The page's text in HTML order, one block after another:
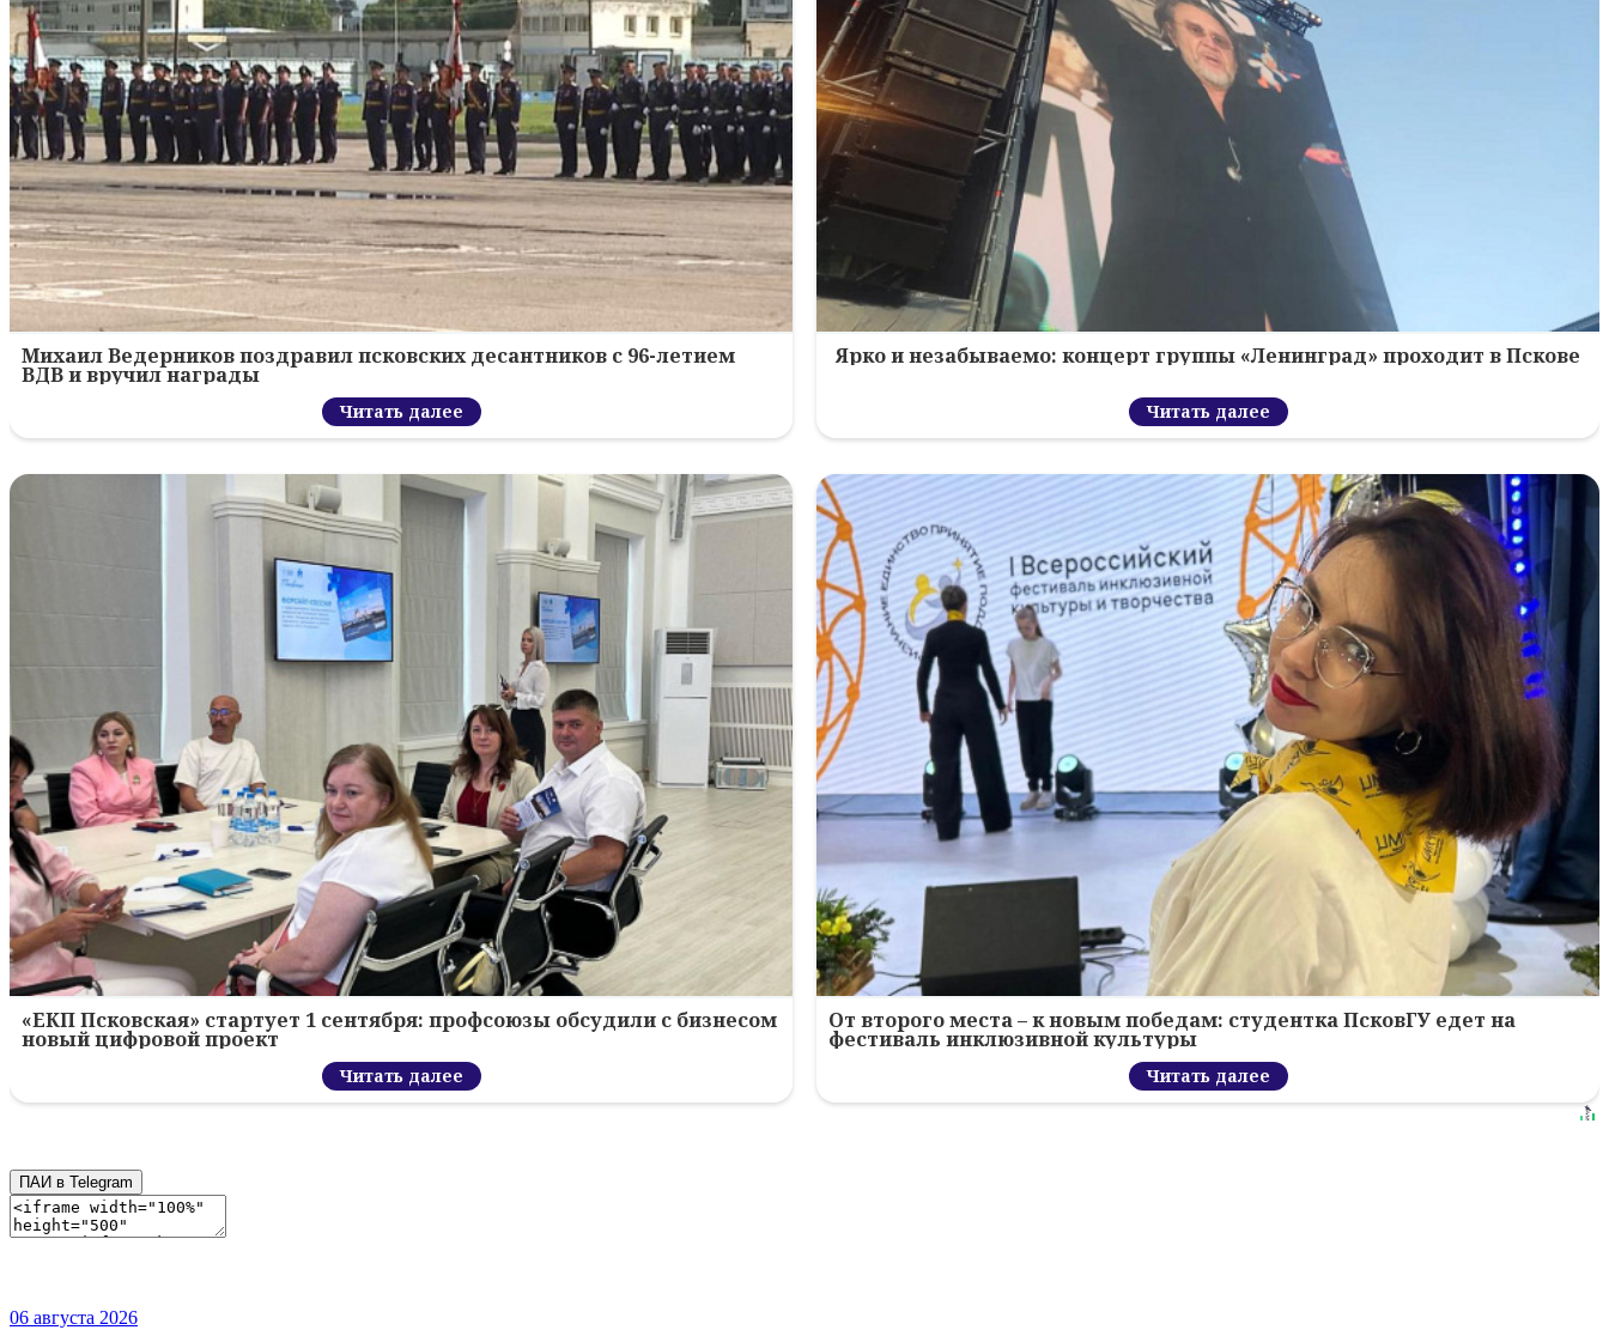
Михаил Ведерников поздравил псковских десантников с 96-летием
ВДВ и вручил награды
Читать далее
Ярко и незабываемо: концерт группы «Ленинград» проходит в Пскове
Читать далее
«ЕКП Псковская» стартует 1 сентября: профсоюзы обсудили с бизнесом
новый цифровой проект
Читать далее
От второго места – к новым победам: студентка ПсковГУ едет на
фестиваль инклюзивной культуры
Читать далее
ПАИ в Telegram
06 августа 2026